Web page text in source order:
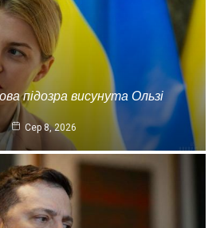
підозра висунута Ользі
Сер 8, 2026